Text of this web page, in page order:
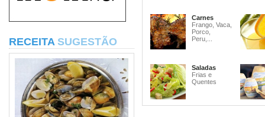
RECEITA SUGESTÃO
Carnes
Frango, Vaca,
Porco,
Peru,...
Saladas
Frias e
Quentes